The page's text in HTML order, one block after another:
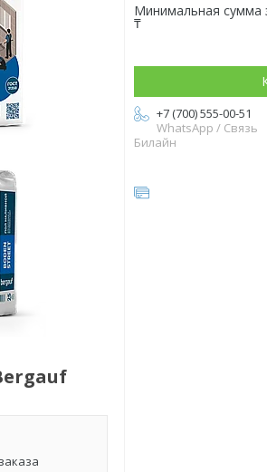
Минимальная сумма
₸
+7 (700) 555-00-51
WhatsApp / Связь
Билайн